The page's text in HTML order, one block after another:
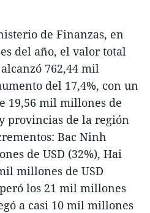
de Finanzas, en
del año, el valor total
762,44 mil
del 17,4%, con un
19,56 mil millones de
provincias de la región
Bac Ninh
de USD (32%), Hai
millones de USD
los 21 mil millones
a casi 10 mil millones